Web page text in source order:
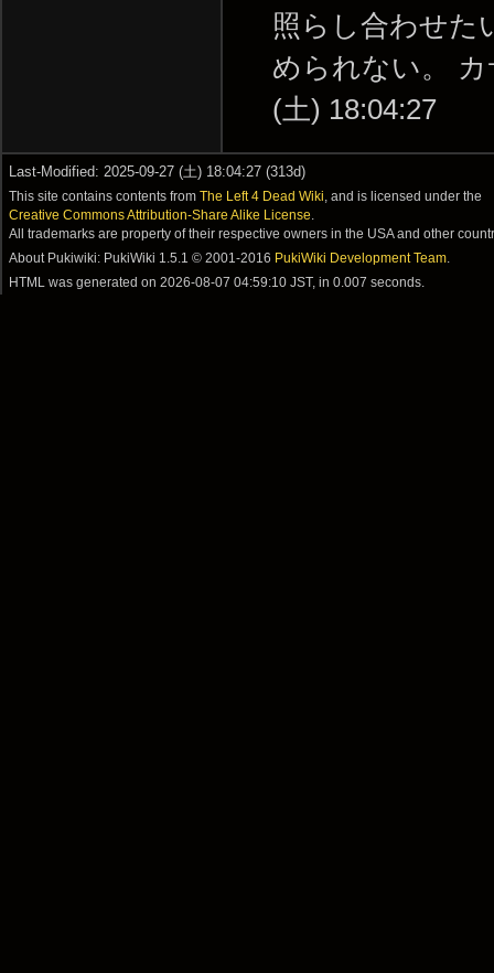
照らし合わせた
められない。
(土) 18:04:27
Last-Modified: 2025-09-27 (土) 18:04:27 (313d)
This site contains contents fromThe Left 4 Dead Wiki , and is licensed under the
Creative Commons Attribution-Share Alike License
All trademarks are property of their respective owners in the USA and other
About Pukiwiki: PukiWiki 1.5.1 © 2001-2016 PukiWiki Development Team
HTML was generated on2026-08-07 04:59:10 JST, in 0.007 seconds.